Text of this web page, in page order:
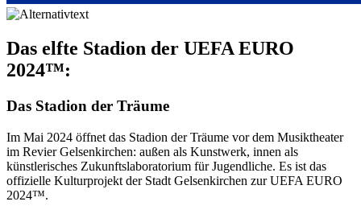
Das elfte Stadion der UEFA EURO
2024™:
Das Stadion der Träume
Im Mai 2024 öffnet das Stadion der Träume vor dem Musiktheater
im Revier Gelsenkirchen: außen als Kunstwerk, innen als
künstlerisches Zukunftslaboratorium für Jugendliche. Es ist das
offizielle Kulturprojekt der Stadt Gelsenkirchen zur UEFA EURO
2024™.